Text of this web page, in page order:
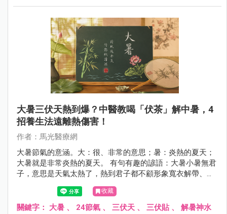
大暑三伏天熱到爆？中醫教喝「伏茶」解中暑，4
招養生法遠離熱傷害！
作者：馬光醫療網
大暑節氣的意涵。大：很、非常的意思；暑：炎熱的夏天；
大暑就是非常炎熱的夏天。 有句有趣的諺語：大暑小暑無君
子，意思是天氣太熱了，熱到君子都不顧形象寬衣解帶、袒
胸露背來散熱消暑。
收藏
關鍵字： 大暑 、 24節氣 、 三伏天 、 三伏貼、 解暑神水